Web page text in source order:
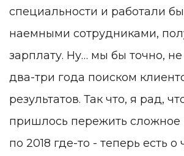
специальности и работали
наемными сотрудниками,
зарплату. Ну… мы бы точно,
два-три года поиском
результатов. Так что, я рад,
пришлось пережить сложное
по 2018 где-то - теперь есть о